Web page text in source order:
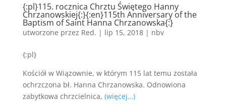
{:pl}115. rocznica Chrztu Świętego Hanny
Chrzanowskiej{:}{:en}115th Anniversary of the
Baptism of Saint Hanna Chrzanowska{:}
utworzone przez Red. | lip 15, 2018| nbv
{:pl}
Kościół w Wiązownie, w którym 115 lat temu została
ochrzczona bł. Hanna Chrzanowska. Odnowiona
zabytkowa chrzcielnica, (więcej…)